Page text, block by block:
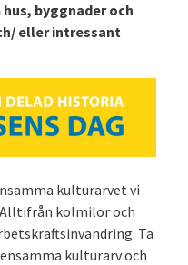
hus, byggnader och
eller intressant
kulturarvet vi
Alltifrån kolmilor och
Ta
kulturarv och